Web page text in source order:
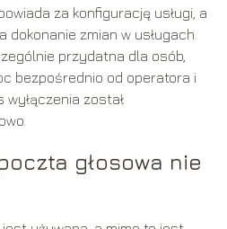
za konfigurację usługi, a
dokonanie zmian w usługach.
przydatna dla osób,
bezpośrednio od operatora i
został
głosowa nie